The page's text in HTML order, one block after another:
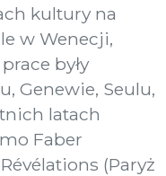
kultury na
w Wenecji,
były
Genewie, Seulu,
latach
Faber
(Paryż